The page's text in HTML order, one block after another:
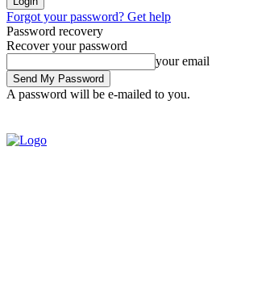
Forgot your password? Get help
Password recovery
Recover your password
your email
A password will be e-mailed to you.